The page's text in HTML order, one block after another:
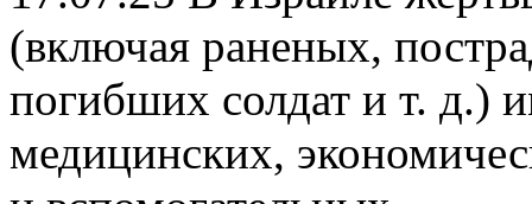
(включая раненых,
погибших солдат и т. д.)
медицинских,